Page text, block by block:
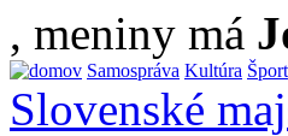
, meniny má
Samospráva Kultúra Šport
Slovenské